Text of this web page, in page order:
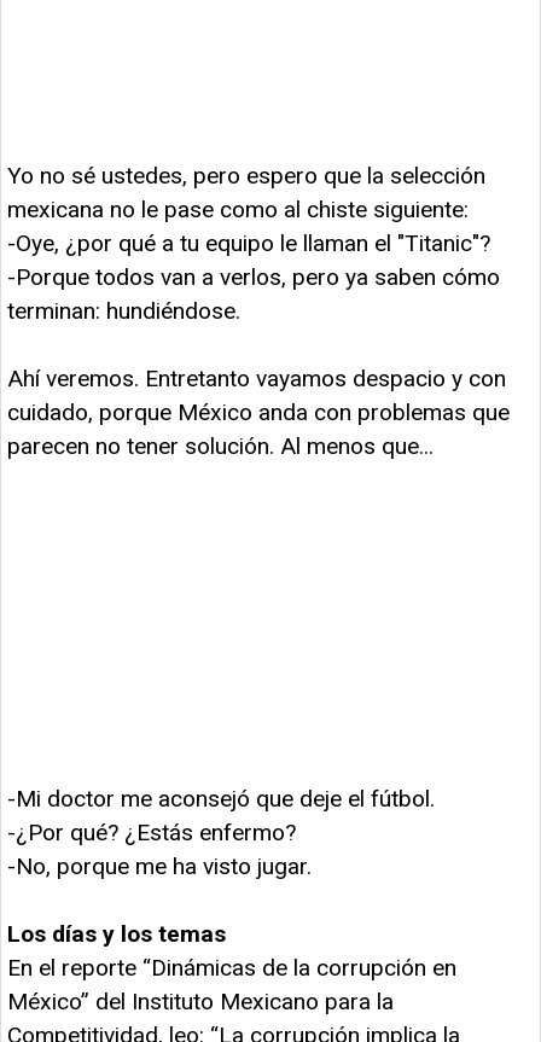
Yo no sé ustedes, pero espero que la selección
mexicana no le pase como al chiste siguiente:
-Oye, ¿por qué a tu equipo le llaman el "Titanic"?
-Porque todos van a verlos, pero ya saben cómo
terminan: hundiéndose.
Ahí veremos. Entretanto vayamos despacio y con
cuidado, porque México anda con problemas que
parecen no tener solución. Al menos que...
-Mi doctor me aconsejó que deje el fútbol.
-¿Por qué? ¿Estás enfermo?
-No, porque me ha visto jugar.
Los días y los temas
En el reporte “Dinámicas de la corrupción en
México” del Instituto Mexicano para la
Competitividad, leo: “La corrupción implica la